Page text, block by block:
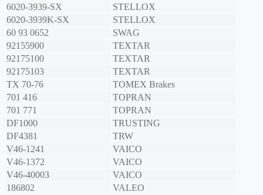
6020-3939-SX
STELLOX
6020-3939K-SX
STELLOX
60 93 0652
SWAG
92155900
TEXTAR
92175100
TEXTAR
92175103
TEXTAR
TX 70-76
TOMEX Brakes
701 416
TOPRAN
701 771
TOPRAN
DF1000
TRUSTING
DF4381
TRW
V46-1241
VAICO
V46-1372
VAICO
V46-40003
VAICO
186802
VALEO